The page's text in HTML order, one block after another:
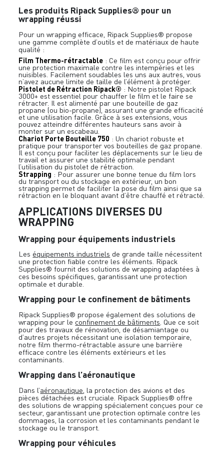
Les produits Ripack Supplies® pour un
wrapping réussi
Pour un wrapping efficace, Ripack Supplies® propose
une gamme complète d’outils et de matériaux de haute
qualité :
Film Thermo-rétractable : Ce film est conçu pour offrir
une protection maximale contre les intempéries et les
nuisibles. Facilement soudables les uns aux autres, vous
n’avez aucune limite de taille de l’élément à protéger.
Pistolet de Rétraction Ripack® : Notre pistolet Ripack
3000+ est essentiel pour chauffer le film et le faire se
rétracter. Il est alimenté par une bouteille de gaz
propane (ou bio-propane), assurant une grande efficacité
et une utilisation facile. Grâce à ses extensions, vous
pouvez atteindre différentes hauteurs sans avoir à
monter sur un escabeau.
Chariot Porte Bouteille 750 : Un chariot robuste et
pratique pour transporter vos bouteilles de gaz propane.
Il est conçu pour faciliter les déplacements sur le lieu de
travail et assurer une stabilité optimale pendant
l’utilisation du pistolet de rétraction.
Strapping : Pour assurer une bonne tenue du film lors
du transport ou du stockage en extérieur, un bon
strapping permet de faciliter la pose du film ainsi que sa
rétraction en le bloquant avant d’être chauffé et rétracté.
APPLICATIONS DIVERSES DU
WRAPPING
Wrapping pour équipements industriels
Les équipements industriels de grande taille nécessitent
une protection fiable contre les éléments. Ripack
Supplies® fournit des solutions de wrapping adaptées à
ces besoins spécifiques, garantissant une protection
optimale et durable.
Wrapping pour le confinement de bâtiments
Ripack Supplies® propose également des solutions de
wrapping pour le confinement de bâtiments . Que ce soit
pour des travaux de rénovation, de désamiantage ou
d’autres projets nécessitant une isolation temporaire,
notre film thermo-rétractable assure une barrière
efficace contre les éléments extérieurs et les
contaminants.
Wrapping dans l’aéronautique
Dans l’aéronautique , la protection des avions et des
pièces détachées est cruciale. Ripack Supplies® offre
des solutions de wrapping spécialement conçues pour ce
secteur, garantissant une protection optimale contre les
dommages, la corrosion et les contaminants pendant le
stockage ou le transport.
Wrapping pour véhicules